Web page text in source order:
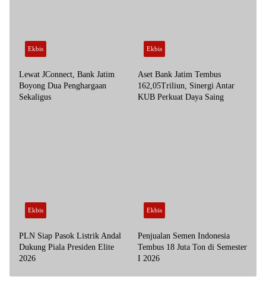
Ekbis
Lewat JConnect, Bank Jatim
Boyong Dua Penghargaan
Sekaligus
Ekbis
Aset Bank Jatim Tembus
162,05Triliun, Sinergi Antar
KUB Perkuat Daya Saing
Ekbis
PLN Siap Pasok Listrik Andal
Dukung Piala Presiden Elite
2026
Ekbis
Penjualan Semen Indonesia
Tembus 18 Juta Ton di Semester
I 2026